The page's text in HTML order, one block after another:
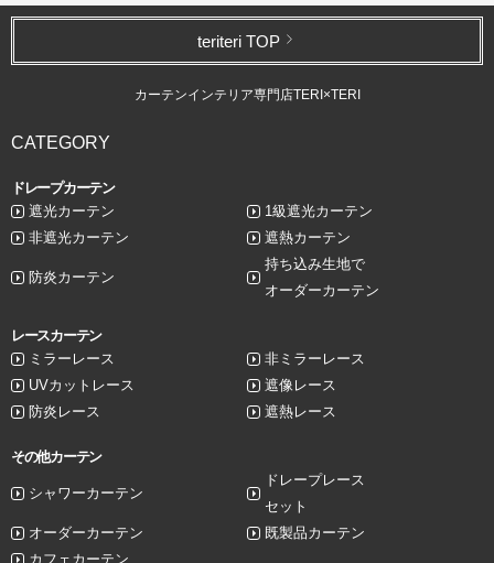
teriteri TOP
カーテンインテリア専門店TERI×TERI
CATEGORY
ドレープカーテン
遮光カーテン
1級遮光カーテン
非遮光カーテン
遮熱カーテン
防炎カーテン
持ち込み生地で
オーダーカーテン
レースカーテン
ミラーレース
非ミラーレース
UVカットレース
遮像レース
防炎レース
遮熱レース
その他カーテン
シャワーカーテン
ドレープレース
セット
オーダーカーテン
既製品カーテン
カフェカーテン